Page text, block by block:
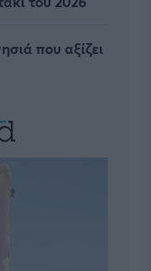
που αξίζει